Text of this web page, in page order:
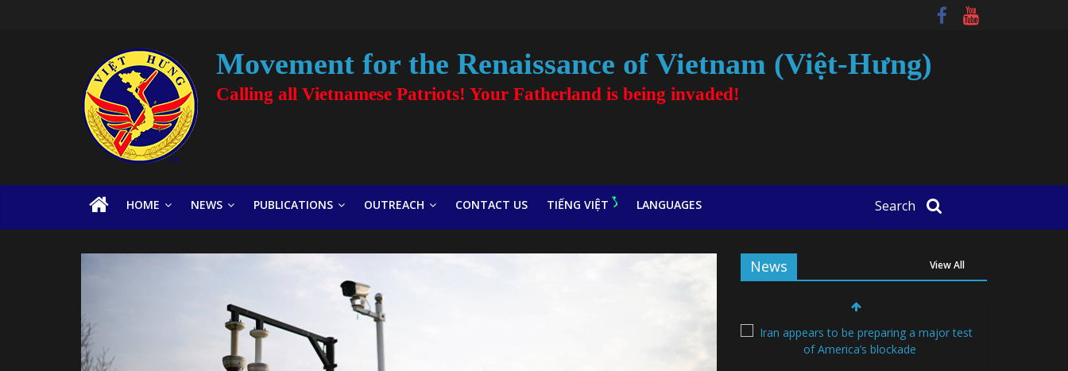
Movement for the Renaissance of Vietnam (Việt-Hưng)
Calling all Vietnamese Patriots! Your Fatherland is being invaded!
HOME NEWS PUBLICATIONS OUTREACH CONTACT US TIẾNG VIỆT LANGUAGES Search
News View All